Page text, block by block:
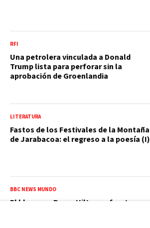
RFI
Una petrolera vinculada a Donald
Trump lista para perforar sin la
aprobación de Groenlandia
LITERATURA
Fastos de los Festivales de la Montaña
de Jarabacoa: el regreso a la poesía (I)
BBC NEWS MUNDO
El bloguero Perez Hilton enfrenta una